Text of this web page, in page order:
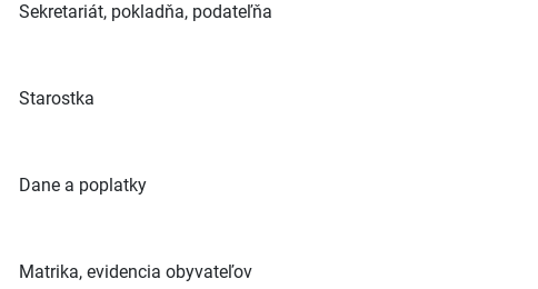
Sekretariát, pokladňa, podateľňa
Starostka
Dane a poplatky
Matrika, evidencia obyvateľov